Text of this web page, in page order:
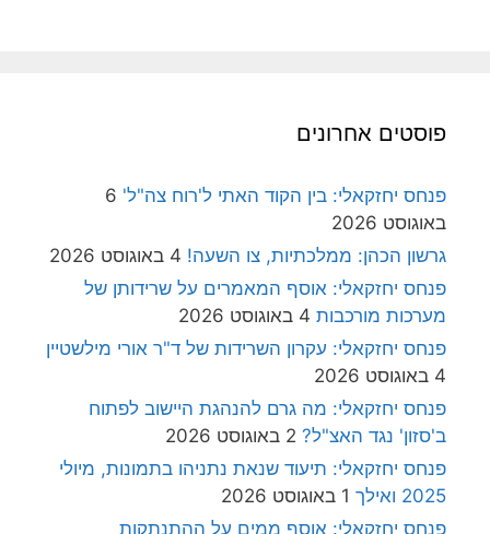
פוסטים אחרונים
פנחס יחזקאלי: בין הקוד האתי ל'רוח צה"ל' 6
באוגוסט 2026
גרשון הכהן: ממלכתיות, צו השעה! 4 באוגוסט 2026
פנחס יחזקאלי: אוסף המאמרים על שרידותן של
מערכות מורכבות 4 באוגוסט 2026
פנחס יחזקאלי: עקרון השרידות של ד"ר אורי מילשטיין
4 באוגוסט 2026
פנחס יחזקאלי: מה גרם להנהגת היישוב לפתוח
ב'סזון' נגד האצ"ל? 2 באוגוסט 2026
פנחס יחזקאלי: תיעוד שנאת נתניהו בתמונות, מיולי
2025 ואילך
1 באוגוסט 2026
פנחס יחזקאלי: אוסף ממים על ההתנתקות